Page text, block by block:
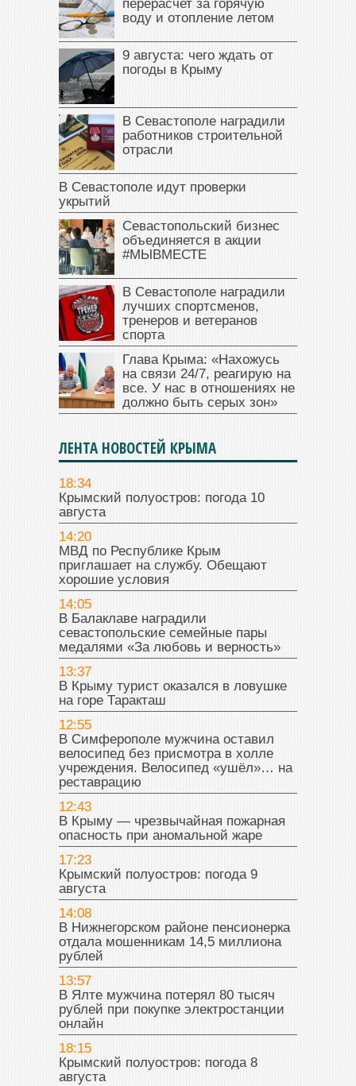
перерасчет за горячую
воду и отопление летом
9 августа: чего ждать от
погоды в Крыму
В Севастополе наградили
работников строительной
отрасли
В Севастополе идут проверки
укрытий
Севастопольский бизнес
объединяется в акции
#МЫВМЕСТЕ
В Севастополе наградили
лучших спортсменов,
тренеров и ветеранов
спорта
Глава Крыма: «Нахожусь
на связи 24/7, реагирую на
все. У нас в отношениях не
должно быть серых зон»
ЛЕНТА НОВОСТЕЙ КРЫМА
18:34
Крымский полуостров: погода 10
августа
14:20
МВД по Республике Крым
приглашает на службу. Обещают
хорошие условия
14:05
В Балаклаве наградили
севастопольские семейные пары
медалями «За любовь и верность»
13:37
В Крыму турист оказался в ловушке
на горе Таракташ
12:55
В Симферополе мужчина оставил
велосипед без присмотра в холле
учреждения. Велосипед «ушёл»… на
реставрацию
12:43
В Крыму — чрезвычайная пожарная
опасность при аномальной жаре
17:23
Крымский полуостров: погода 9
августа
14:08
В Нижнегорском районе пенсионерка
отдала мошенникам 14,5 миллиона
рублей
13:57
В Ялте мужчина потерял 80 тысяч
рублей при покупке электростанции
онлайн
18:15
Крымский полуостров: погода 8
августа